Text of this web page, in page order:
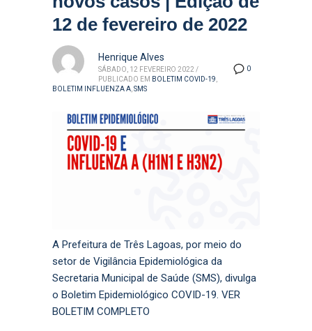
12 de fevereiro de 2022
0
Henrique Alves
SÁBADO, 12 FEVEREIRO 2022 /
PUBLICADO EM BOLETIM COVID-19,
BOLETIM INFLUENZA A,SMS
A Prefeitura de Três Lagoas, por meio do
setor de Vigilância Epidemiológica da
Secretaria Municipal de Saúde (SMS), divulga
o Boletim Epidemiológico COVID-19. VER
BOLETIM COMPLETO